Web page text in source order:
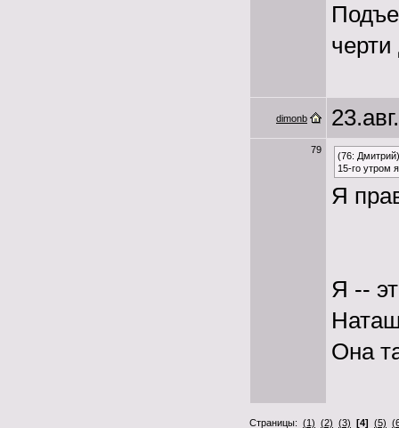
dimonb
79
(76: Дмитрий)
15-го утром
Я
Я --
Она
Страницы: (1) (2) (3) [4] (5)